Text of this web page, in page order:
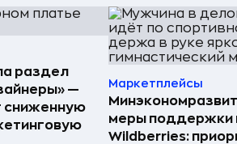
раздел
—
сниженную
Маркетплейсы
меры поддержки
Wildberries: